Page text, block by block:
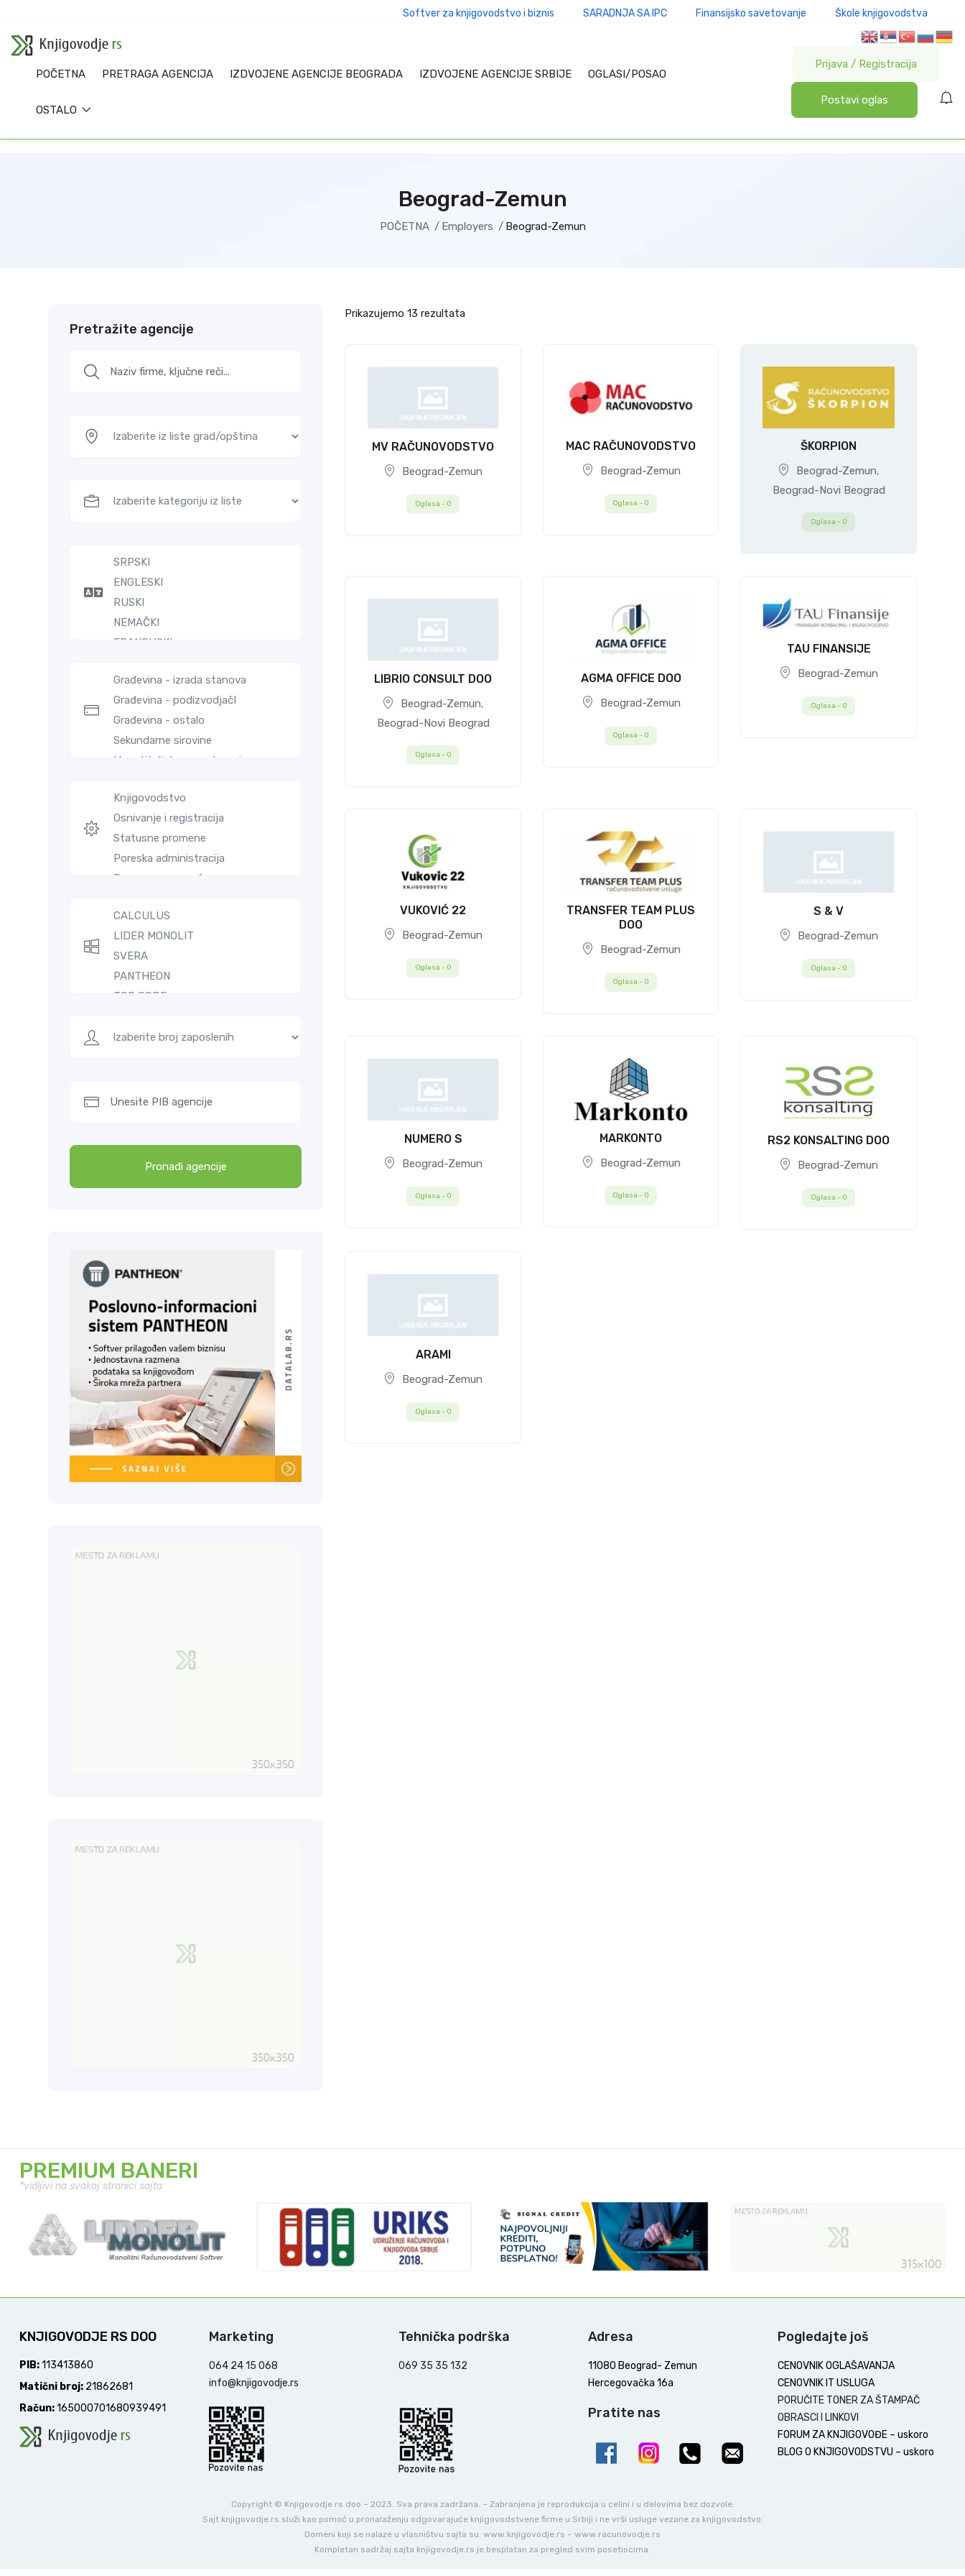
Softver za knjigovodstvo i biznis SARADNJA SA IPC Finansijsko savetovanje Škole knjigovodstva
POČETNA PRETRAGA AGENCIJA IZDVOJENE AGENCIJE BEOGRADA IZDVOJENE AGENCIJE SRBIJE OGLASI/POSAO
OSTALO
Prijava / Registracija
Postavi oglas
Beograd-Zemun
POČETNA Employers Beograd-Zemun
Pretražite agencije
Pronađi agencije
Prikazujemo 13 rezultata
MV RAČUNOVODSTVO
Beograd-Zemun
Oglasa - 0
MAC RAČUNOVODSTVO
Beograd-Zemun
Oglasa - 0
ŠKORPION
Beograd-Zemun,
Beograd-Novi Beograd
Oglasa - 0
LIBRIO CONSULT DOO
Beograd-Zemun,
Beograd-Novi Beograd
Oglasa - 0
AGMA OFFICE DOO
Beograd-Zemun
Oglasa - 0
TAU FINANSIJE
Beograd-Zemun
Oglasa - 0
VUKOVIĆ 22
Beograd-Zemun
Oglasa - 0
TRANSFER TEAM PLUS
DOO
Beograd-Zemun
Oglasa - 0
S & V
Beograd-Zemun
Oglasa - 0
NUMERO S
Beograd-Zemun
Oglasa - 0
MARKONTO
Beograd-Zemun
Oglasa - 0
RS2 KONSALTING DOO
Beograd-Zemun
Oglasa - 0
ARAMI
Beograd-Zemun
Oglasa - 0
PREMIUM BANERI
*vidljivi na svakoj stranici sajta
KNJIGOVODJE RS DOO
PIB:113413860
Matični broj: 21862681
Račun:165000701680939491
Marketing
064 24 15 068
info@knjigovodje.rs
Tehnička podrška
069 35 35 132
Adresa
11080 Beograd- Zemun
Hercegovačka 16a
Pratite nas
Pogledajte još
CENOVNIK OGLAŠAVANJA
CENOVNIK IT USLUGA
PORUČITE TONER ZA ŠTAMPAČ
OBRASCI I LINKOVI
FORUM ZA KNJIGOVOĐE – uskoro
BLOG O KNJIGOVODSTVU – uskoro
Copyright © Knjigovodje rs doo – 2023. Sva prava zadržana. – Zabranjena je reprodukcija u celini i u delovima bez dozvole.
Sajt knjigovodje.rs služi kao pomoć u pronalaženju odgovarajuće knjigovodstvene firme u Srbiji i ne vrši usluge vezane za knjigovodstvo.
Domeni koji se nalaze u vlasništvu sajta su: www.knjigovodje.rs – www.racunovodje.rs
Kompletan sadržaj sajta knjigovodje.rs je besplatan za pregled svim posetiocima.